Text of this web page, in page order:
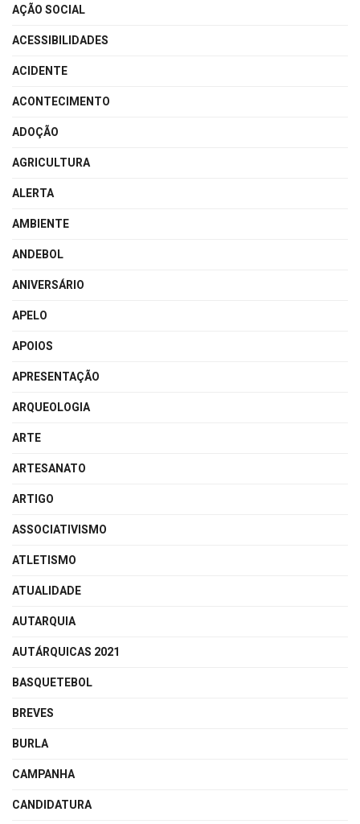
AÇÃO SOCIAL
ACESSIBILIDADES
ACIDENTE
ACONTECIMENTO
ADOÇÃO
AGRICULTURA
ALERTA
AMBIENTE
ANDEBOL
ANIVERSÁRIO
APELO
APOIOS
APRESENTAÇÃO
ARQUEOLOGIA
ARTE
ARTESANATO
ARTIGO
ASSOCIATIVISMO
ATLETISMO
ATUALIDADE
AUTARQUIA
AUTÁRQUICAS 2021
BASQUETEBOL
BREVES
BURLA
CAMPANHA
CANDIDATURA